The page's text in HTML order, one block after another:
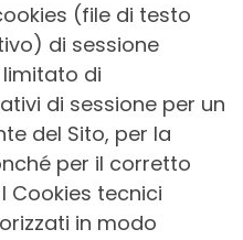
(file di testo
di sessione
di
di sessione per un
del Sito, per la
per il corretto
Cookies tecnici
in modo